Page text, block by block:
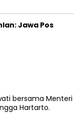
Jawa Pos